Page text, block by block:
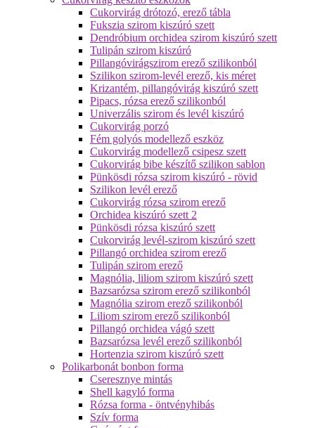
Cukorvirág drótozó, erező tábla
Fukszia szirom kiszúró szett
Dendróbium orchidea szirom kiszúró szett
Tulipán szirom kiszúró
Pillangóvirágszirom erező szilikonból
Szilikon szirom-levél erező, kis méret
Krizantém, pillangóvirág kiszúró szett
Pipacs, rózsa erező szilikonból
Univerzális szirom és levél kiszúró
Cukorvirág porzó
Fém golyós modellező eszköz
Cukorvirág modellező csipesz szett
Cukorvirág bibe készítő szilikon sablon
Pünkösdi rózsa szirom kiszúró - rövid
Szilikon levél erező
Cukorvirág rózsa szirom erező
Orchidea kiszúró szett 2
Pünkösdi rózsa kiszúró szett
Cukorvirág levél-szirom kiszúró szett
Pillangó orchidea szirom erező
Tulipán szirom erező
Magnólia, liliom szirom kiszúró szett
Bazsarózsa szirom erező szilikonból
Magnólia szirom erező szilikonból
Liliom szirom erező szilikonból
Pillangó orchidea vágó szett
Bazsarózsa levél erező szilikonból
Hortenzia szirom kiszúró szett
Polikarbonát bonbon forma
Cseresznye mintás
Shell kagyló forma
Rózsa forma - öntvényhibás
Szív forma